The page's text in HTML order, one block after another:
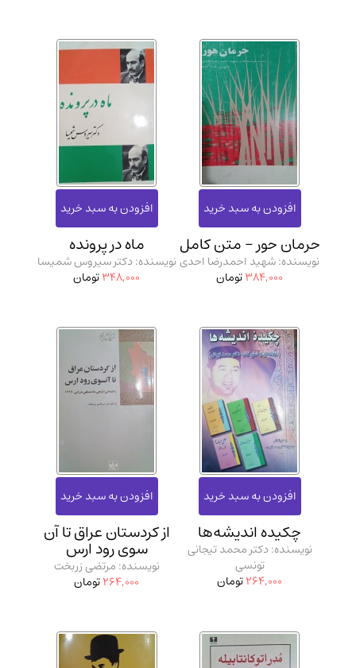
حرمان حور - متن کامل
نویسنده: شهید احمدرضا احدی
384,000تومان
ماه در پرونده
نویسنده: دکتر سیروس شمیسا
348,000تومان
چکیده اندیشه‌ها
نویسنده: دکتر محمد تیجانی
تونسی
264,000تومان
از کردستان عراق تا آن
سوی رود ارس
نویسنده: مرتضی زربخت
264,000تومان